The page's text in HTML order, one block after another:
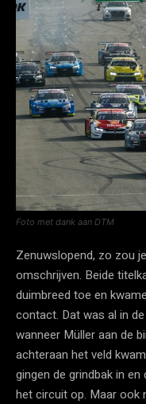
Foto met dank aan DTM
Zenuwslopend, zo zou
omschrijven. Beide
duimbreed toe en
contact. Dat was al in
wanneer Müller aan de
achteraan het veld
gingen de grindbak in
het circuit op. Maar ook